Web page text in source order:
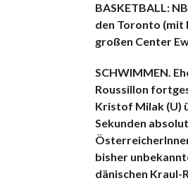
BASKETBALL:
den Toronto (mit
großen Center
SCHWIMMEN.
Roussillon
Kristof Milak (U)
Sekunden
bisher
dänischen Kraul-